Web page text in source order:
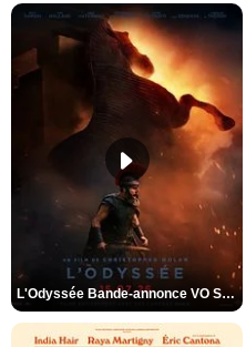
L'Odyssée Bande-annonce VO STFR